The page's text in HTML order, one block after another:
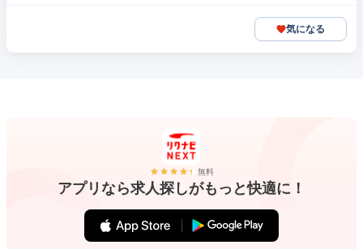
気になる
無料
アプリなら求人探しがもっと快適に！